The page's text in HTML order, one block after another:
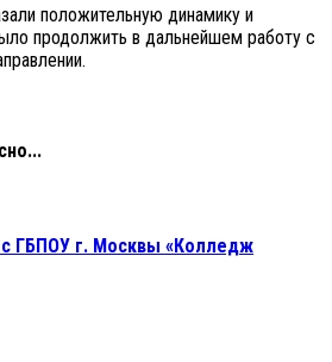
положительную динамику и
продолжить в дальнейшем работу с
с ГБПОУ г. Москвы «Колледж